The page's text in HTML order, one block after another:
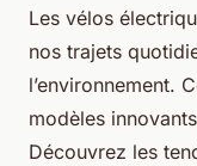
Les vélos
nos trajets
l’environnement.
modèles
Découvrez les